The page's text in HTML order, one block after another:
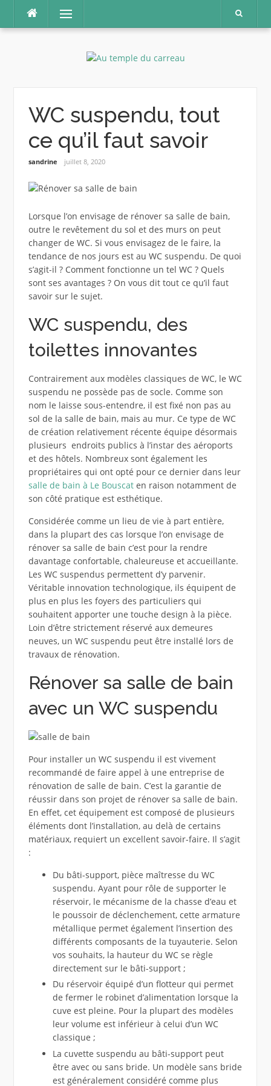
contenu
Menu
WC suspendu, tout
ce qu’il faut savoir
sandrine juillet 8, 2020
Lorsque l’on envisage de rénover sa salle de bain,
outre le revêtement du sol et des murs on peut
changer de WC. Si vous envisagez de le faire, la
tendance de nos jours est au WC suspendu. De quoi
s’agit-il ? Comment fonctionne un tel WC ? Quels
sont ses avantages ? On vous dit tout ce qu’il faut
savoir sur le sujet.
WC suspendu, des
toilettes innovantes
Contrairement aux modèles classiques de WC, le WC
suspendu ne possède pas de socle. Comme son
nom le laisse sous-entendre, il est fixé non pas au
sol de la salle de bain, mais au mur. Ce type de WC
de création relativement récente équipe désormais
plusieurs endroits publics à l’instar des aéroports
et des hôtels. Nombreux sont également les
propriétaires qui ont opté pour ce dernier dans leur
salle de bain à Le Bouscaten raison notamment de
son côté pratique est esthétique.
Considérée comme un lieu de vie à part entière,
dans la plupart des cas lorsque l’on envisage de
rénover sa salle de bain c’est pour la rendre
davantage confortable, chaleureuse et accueillante.
Les WC suspendus permettent d’y parvenir.
Véritable innovation technologique, ils équipent de
plus en plus les foyers des particuliers qui
souhaitent apporter une touche design à la pièce.
Loin d’être strictement réservé aux demeures
neuves, un WC suspendu peut être installé lors de
travaux de rénovation.
Rénover sa salle de bain
avec un WC suspendu
Pour installer un WC suspendu il est vivement
recommandé de faire appel à une entreprise de
rénovation de salle de bain. C’est la garantie de
réussir dans son projet de rénover sa salle de bain.
En effet, cet équipement est composé de plusieurs
éléments dont l’installation, au delà de certains
matériaux, requiert un excellent savoir-faire. Il s’agit
:
Du bâti-support, pièce maîtresse du WC
suspendu. Ayant pour rôle de supporter le
réservoir, le mécanisme de la chasse d’eau et
le poussoir de déclenchement, cette armature
métallique permet également l’insertion des
différents composants de la tuyauterie. Selon
vos souhaits, la hauteur du WC se règle
directement sur le bâti-support ;
Du réservoir équipé d’un flotteur qui permet
de fermer le robinet d’alimentation lorsque la
cuve est pleine. Pour la plupart des modèles
leur volume est inférieur à celui d’un WC
classique ;
La cuvette suspendu au bâti-support peut
être avec ou sans bride. Un modèle sans bride
est généralement considéré comme plus